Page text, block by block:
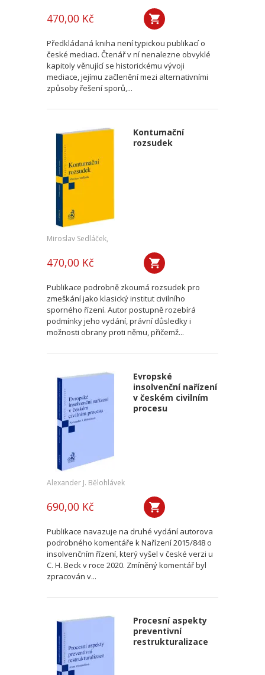
470,00 Kč
Předkládaná kniha není typickou publikací o
české mediaci. Čtenář v ní nenalezne obvyklé
kapitoly věnující se historickému vývoji
mediace, jejímu začlenění mezi alternativními
způsoby řešení sporů,...
Kontumační
rozsudek
Miroslav Sedláček,
470,00 Kč
Publikace podrobně zkoumá rozsudek pro
zmeškání jako klasický institut civilního
sporného řízení. Autor postupně rozebírá
podmínky jeho vydání, právní důsledky i
možnosti obrany proti němu, přičemž...
Evropské
insolvenční nařízení
v českém civilním
procesu
Alexander J. Bělohlávek
690,00 Kč
Publikace navazuje na druhé vydání autorova
podrobného komentáře k Nařízení 2015/848 o
insolvenčním řízení, který vyšel v české verzi u
C. H. Beck v roce 2020. Zmíněný komentář byl
zpracován v...
Procesní aspekty
preventivní
restrukturalizace